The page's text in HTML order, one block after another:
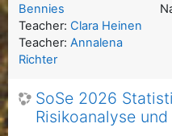
Bennies
Teacher: Clara Heinen
Teacher: Annalena
Richter
SoSe 2026
Risikoanalyse